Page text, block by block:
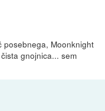
posebnega, Moonknight
gnojnica... sem